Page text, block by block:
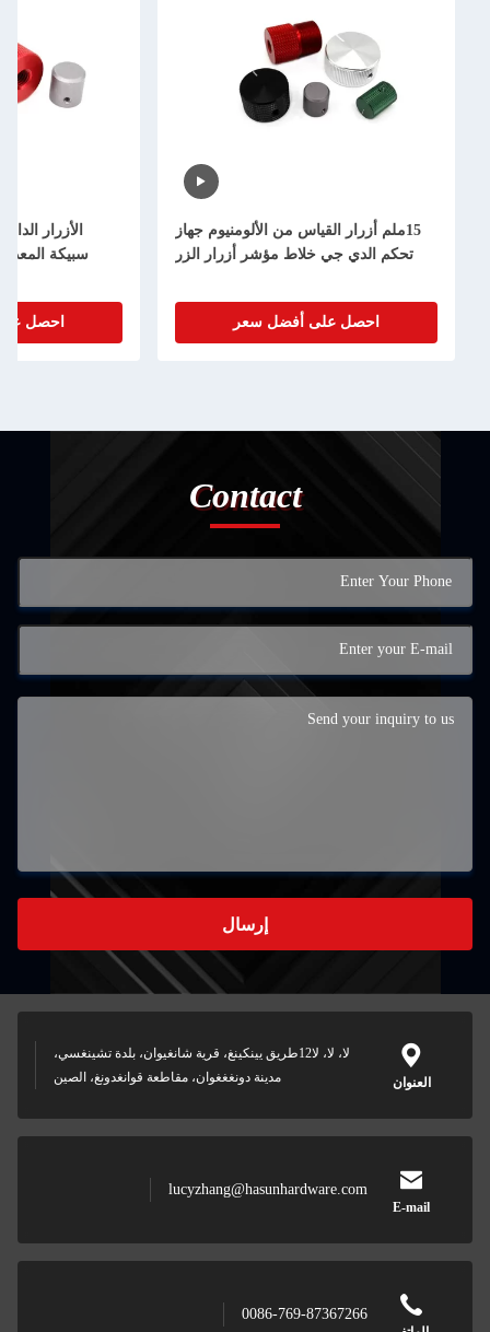
15ملم أزرار القياس من الألومنيوم جهاز
تحكم الدي جي خلاط مؤشر أزرار الزر
احصل على أفضل سعر
الأزرار
سبيكة المعدن
احصل
Contact
إرسال
العنوان
لا، لا، لا12طريق يينكينغ، قرية شانغيوان، بلدة تشينغسي،
مدينة دونغغغوان، مقاطعة قوانغدونغ، الصين
E-mail
lucyzhang@hasunhardware.com
0086-769-87367266